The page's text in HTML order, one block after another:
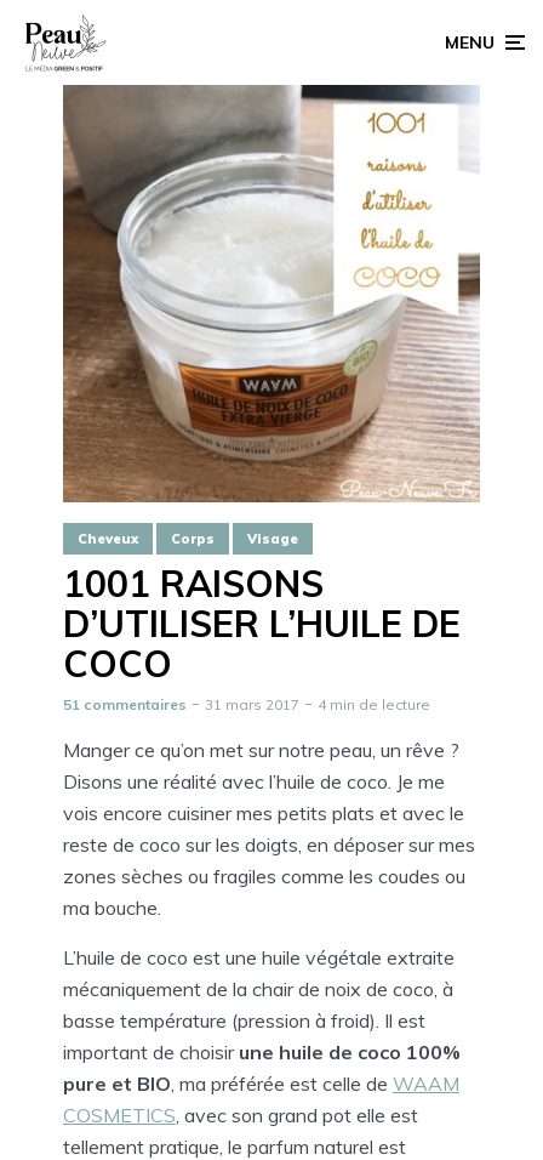
MENU
Cheveux Corps Visage
1001 RAISONS
D’UTILISER L’HUILE DE
COCO
51 commentaires 31 mars 2017 4 min de lecture
Manger ce qu’on met sur notre peau, un rêve ?
Disons une réalité avec l’huile de coco. Je me
vois encore cuisiner mes petits plats et avec le
reste de coco sur les doigts, en déposer sur mes
zones sèches ou fragiles comme les coudes ou
ma bouche.
L’huile de coco est une huile végétale extraite
mécaniquement de la chair de noix de coco, à
basse température (pression à froid). Il est
important de choisir une huile de coco 100%
pure et BIO , ma préférée est celle de WAAM
COSMETICS , avec son grand pot elle est
tellement pratique, le parfum naturel est